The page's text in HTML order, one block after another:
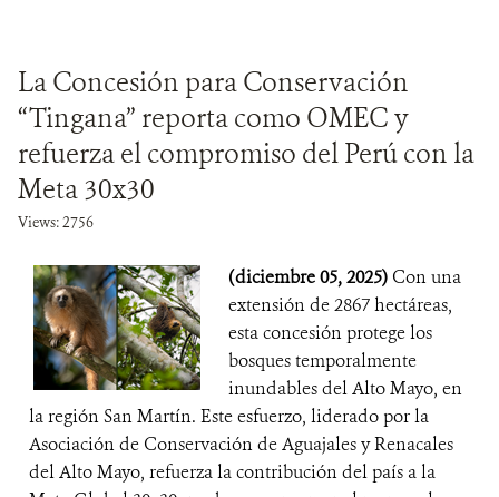
La Concesión para Conservación
“Tingana” reporta como OMEC y
refuerza el compromiso del Perú con la
Meta 30x30
Views: 2756
(diciembre 05, 2025) Con una
extensión de 2867 hectáreas,
esta concesión protege los
bosques temporalmente
inundables del Alto Mayo, en
la región San Martín. Este esfuerzo, liderado por la
Asociación de Conservación de Aguajales y Renacales
del Alto Mayo, refuerza la contribución del país a la